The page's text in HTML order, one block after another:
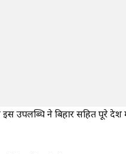
ने बिहार सहित पूरे देश